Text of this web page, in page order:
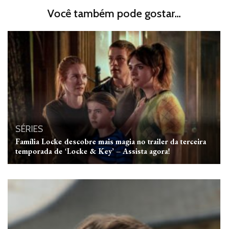
Você também pode gostar...
SÉRIES
Família Locke descobre mais magia no trailer da terceira
temporada de ‘Locke & Key’ – Assista agora!